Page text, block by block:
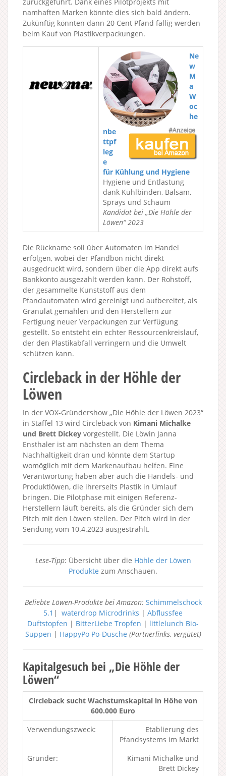
namhaften Marken könnte dies sich bald ändern.
Zukünftig könnten dann 20 Cent Pfand fällig werden
beim Kauf von Plastikverpackungen.
Ne
w
M
a
W
oc
he
nbe
ttpf
leg
e
für Kühlung und Hygiene
Hygiene und Entlastung
dank Kühlbinden, Balsam,
Sprays und Schaum
Kandidat bei „Die Höhle der
Löwen“ 2023
Die Rückname soll über Automaten im Handel
erfolgen, wobei der Pfandbon nicht direkt
ausgedruckt wird, sondern über die App direkt aufs
Bankkonto ausgezahlt werden kann. Der Rohstoff,
der gesammelte Kunststoff aus dem
Pfandautomaten wird gereinigt und aufbereitet, als
Granulat gemahlen und den Herstellern zur
Fertigung neuer Verpackungen zur Verfügung
gestellt. So entsteht ein echter Ressourcenkreislauf,
der den Plastikabfall verringern und die Umwelt
schützen kann.
Circleback in der Höhle der
Löwen
In der VOX-Gründershow „Die Höhle der Löwen 2023“
in Staffel 13 wird Circleback von Kimani Michalke
und Brett Dickey vorgestellt. Die Löwin Janna
Ensthaler ist am nächsten an dem Thema
Nachhaltigkeit dran und könnte dem Startup
womöglich mit dem Markenaufbau helfen. Eine
Verantwortung haben aber auch die Handels- und
Produktlöwen, die ihrerseits Plastik in Umlauf
bringen. Die Pilotphase mit einigen Referenz-
Herstellern läuft bereits, als die Gründer sich dem
Pitch mit den Löwen stellen. Der Pitch wird in der
Sendung vom 10.4.2023 ausgestrahlt.
Lese-Tipp: Übersicht über die Höhle der Löwen
Produkte zum Anschauen.
Beliebte Löwen-Produkte bei Amazon: Schimmelschock
5.1 | waterdrop Microdrinks | Abflussfee
Duftstopfen | BitterLiebe Tropfen | littlelunch Bio-
Suppen | HappyPo Po-Dusche (Partnerlinks, vergütet)
Kapitalgesuch bei „Die Höhle der
Löwen“
Circleback sucht Wachstumskapital in Höhe von
600.000 Euro
Verwendungszweck:
Etablierung des
Pfandsystems im Markt
Gründer:
Kimani Michalke und
Brett Dickey